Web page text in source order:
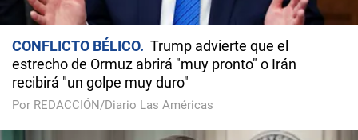
CONFLICTO BÉLICO
Trump advierte que el
estrecho de Ormuz abrirá "muy pronto" o Irán
recibirá "un golpe muy duro"
Por REDACCIÓN/Diario Las Américas